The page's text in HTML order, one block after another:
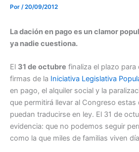
Por /20/09/2012
La dación en pago es un clamor
ya nadie cuestiona.
El 31 de octubre finaliza el plazo
firmas de la Iniciativa Legislativa
en pago, el alquiler social y la
que permitirá llevar al Congreso
puedan traducirse en ley. El 31 de
evidencia: que no podemos seguir
como la que miles de familias viven